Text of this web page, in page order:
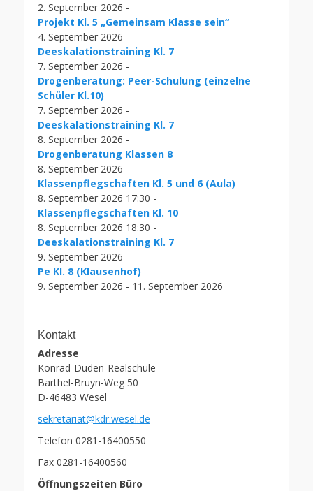
2. September 2026 -
Projekt Kl. 5 „Gemeinsam Klasse sein“
4. September 2026 -
Deeskalationstraining Kl. 7
7. September 2026 -
Drogenberatung: Peer-Schulung (einzelne
Schüler Kl.10)
7. September 2026 -
Deeskalationstraining Kl. 7
8. September 2026 -
Drogenberatung Klassen 8
8. September 2026 -
Klassenpflegschaften Kl. 5 und 6 (Aula)
8. September 2026 17:30 -
Klassenpflegschaften Kl. 10
8. September 2026 18:30 -
Deeskalationstraining Kl. 7
9. September 2026 -
Pe Kl. 8 (Klausenhof)
9. September 2026 - 11. September 2026
Kontakt
Adresse
Konrad-Duden-Realschule
Barthel-Bruyn-Weg 50
D-46483 Wesel
sekretariat@kdr.wesel.de
Telefon 0281-16400550
Fax 0281-16400560
Öffnungszeiten Büro